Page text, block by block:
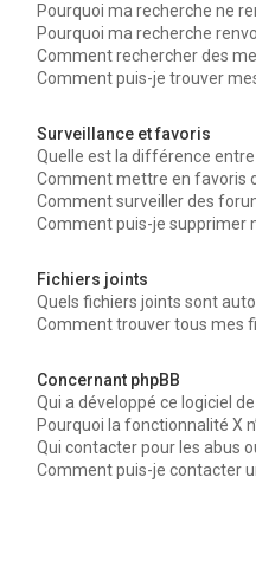
Pourquoi ma recherche ne
Pourquoi ma recherche
Comment rechercher des
Comment puis-je trouver
Surveillance et favoris
Quelle est la différence
Comment mettre en favoris
Comment surveiller des
Comment puis-je supprimer
Fichiers joints
Quels fichiers joints sont
Comment trouver tous mes
Concernant phpBB
Qui a développé ce logiciel
Pourquoi la fonctionnalité X
Qui contacter pour les abus
Comment puis-je contacter